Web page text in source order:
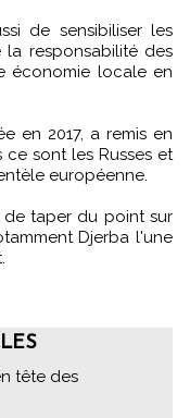
de sensibiliser les
responsabilité des
économie locale en
en 2017, a remis en
sont les Russes et
européenne.
de taper du point sur
Djerba l'une
tête des